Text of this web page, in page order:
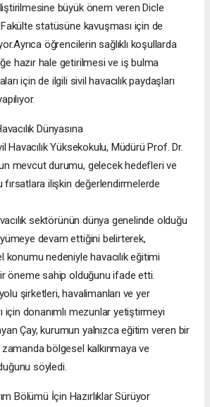
büyük önem veren Dicle
statüsüne kavuşması için de
öğrencilerin sağlıklı koşullarda
hazır hale getirilmesi ve iş bulma
için de ilgili sivil havacılık paydaşları
Dünyasına
Havacılık Yüksekokulu, Müdürü Prof. Dr.
mevcut durumu, gelecek hedefleri ve
ilişkin değerlendirmelerde
sektörünün dünya genelinde olduğu
devam ettiğini belirterek,
konumu nedeniyle havacılık eğitimi
öneme sahip olduğunu ifade etti.
şirketleri, havalimanları ve yer
için donanımlı mezunlar yetiştirmeyi
Çay, kurumun yalnızca eğitim veren bir
zamanda bölgesel kalkınmaya ve
söyledi.
Bölümü İçin Hazırlıklar Sürüyor